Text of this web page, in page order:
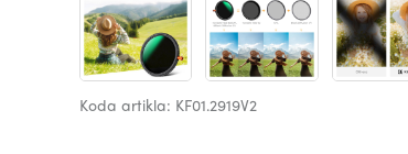
Koda artikla: KF01.2919V2